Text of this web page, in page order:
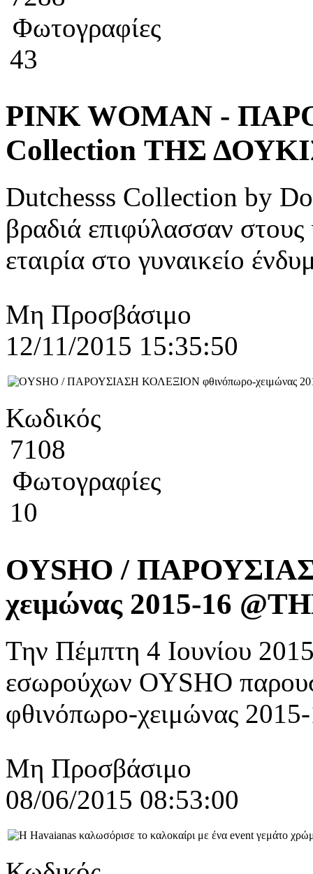
Φωτογραφίες
43
PINK WOMAN -
Collection ΤΗΣ
Dutchesss Collection by
βραδιά επιφύλασσαν
εταιρία στο γυναικείο
Μη Προσβάσιμο
12/11/2015 15:35:50
Κωδικός
7108
Φωτογραφίες
10
OYSHO /
χειμώνας 2015-16
Την Πέμπτη 4 Ιουνίου
εσωρούχων OYSHO
φθινόπωρο-χειμώνας
Μη Προσβάσιμο
08/06/2015 08:53:00